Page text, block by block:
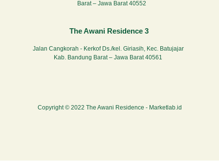
Barat – Jawa Barat 40552
The Awani Residence 3
Jalan Cangkorah - Kerkof Ds./kel. Giriasih, Kec. Batujajar
Kab. Bandung Barat – Jawa Barat 40561
Copyright © 2022 The Awani Residence - Marketlab.id